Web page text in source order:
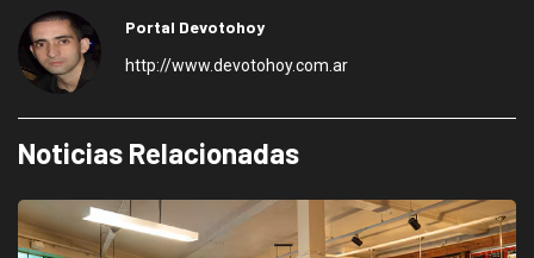
Portal Devotohoy
http://www.devotohoy.com.ar
Noticias Relacionadas